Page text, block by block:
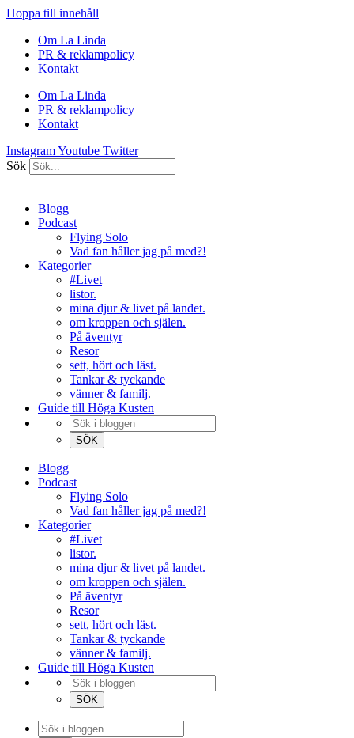
Hoppa till innehåll
Om La Linda
PR & reklampolicy
Kontakt
Om La Linda
PR & reklampolicy
Kontakt
InstagramYoutube Twitter
Sök
Blogg
Podcast
Flying Solo
Vad fan håller jag på med?!
Kategorier
#Livet
listor.
mina djur & livet på landet.
om kroppen och själen.
På äventyr
Resor
sett, hört och läst.
Tankar & tyckande
vänner & familj.
Guide till Höga Kusten
Blogg
Podcast
Flying Solo
Vad fan håller jag på med?!
Kategorier
#Livet
listor.
mina djur & livet på landet.
om kroppen och själen.
På äventyr
Resor
sett, hört och läst.
Tankar & tyckande
vänner & familj.
Guide till Höga Kusten